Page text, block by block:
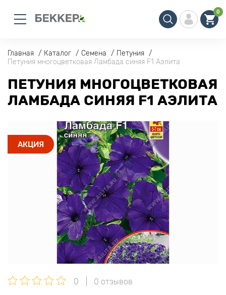
0
Главная Каталог Семена
Петуния
Петуния многоцветковая Ламбада синяя F1 Аэлита
ПЕТУНИЯ МНОГОЦВЕТКОВАЯ
ЛАМБАДА СИНЯЯ F1 АЭЛИТА
АКЦИЯ
0 0 отзывов